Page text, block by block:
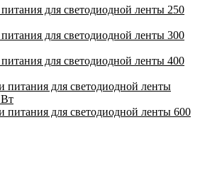
для светодиодной ленты 250
для светодиодной ленты 300
для светодиодной ленты 400
питания для светодиодной ленты
питания для светодиодной ленты 600